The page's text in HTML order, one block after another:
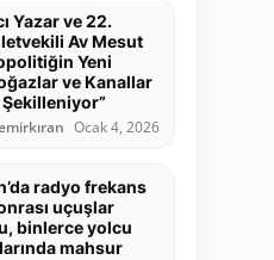
Yazar ve 22.
Av Mesut
Yeni
ve Kanallar
Ocak 4, 2026
radyo frekans
uçuşlar
binlerce yolcu
mahsur